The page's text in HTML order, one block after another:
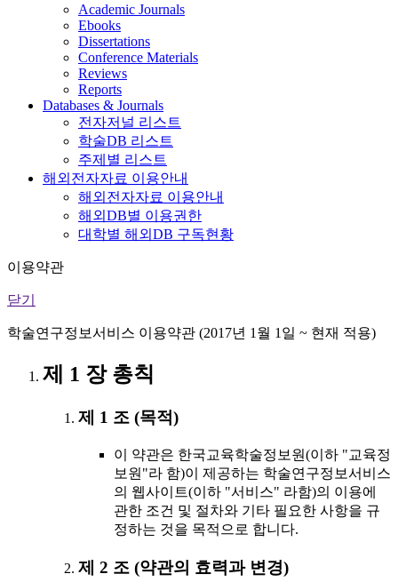
Academic Journals
Ebooks
Dissertations
Conference Materials
Reviews
Reports
Databases & Journals
전자저널 리스트
학술DB 리스트
주제별 리스트
해외전자자료 이용안내
해외전자자료 이용안내
해외DB별 이용권한
대학별 해외DB 구독현황
이용약관
닫기
학술연구정보서비스 이용약관 (2017년 1월 1일 ~ 현재 적용)
제 1 장 총칙
제 1 조 (목적)
이 약관은 한국교육학술정보원(이하 "교육정
보원"라 함)이 제공하는 학술연구정보서비스
의 웹사이트(이하 "서비스" 라함)의 이용에
관한 조건 및 절차와 기타 필요한 사항을 규
정하는 것을 목적으로 합니다.
제 2 조 (약관의 효력과 변경)